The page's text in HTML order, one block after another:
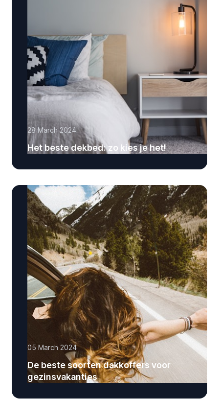
28 March 2024
Het beste dekbed: zo kies je het!
05 March 2024
De beste soorten dakkoffers voor
gezinsvakanties